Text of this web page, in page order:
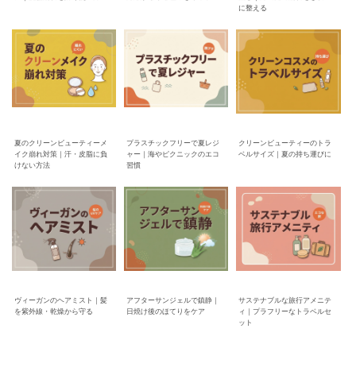
に整える
夏のクリーンビューティーメ
イク崩れ対策｜汗・皮脂に負
けない方法
プラスチックフリーで夏レジ
ャー｜海やピクニックのエコ
習慣
クリーンビューティーのトラ
ベルサイズ｜夏の持ち運びに
ヴィーガンのヘアミスト｜髪
を紫外線・乾燥から守る
アフターサンジェルで鎮静｜
日焼け後のほてりをケア
サステナブルな旅行アメニテ
ィ｜プラフリーなトラベルセ
ット